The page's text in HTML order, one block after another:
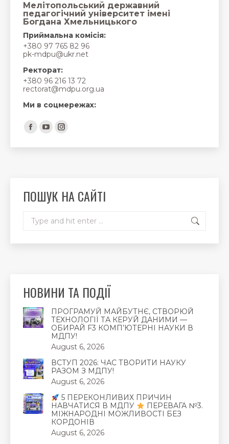
Мелітопольський державний
педагогічний університет імені
Богдана Хмельницького
Приймальна комісія:
+380 97 765 82 96
pk-mdpu@ukr.net
Ректорат:
+380 96 216 13 72
rectorat@mdpu.org.ua
Ми в соцмережах:
Find us on:
Facebook
page
window
YouTube
page
window
Instagram
page
window
ПОШУК НА САЙТІ
НОВИНИ ТА ПОДІЇ
ПРОГРАМУЙ МАЙБУТНЄ, СТВОРЮЙ
ТЕХНОЛОГІЇ ТА КЕРУЙ ДАНИМИ —
ОБИРАЙ F3 КОМП’ЮТЕРНІ НАУКИ В
МДПУ!
August 6, 2026
ВСТУП 2026: ЧАС ТВОРИТИ НАУКУ
РАЗОМ З МДПУ!
August 6, 2026
5 ПЕРЕКОНЛИВИХ ПРИЧИН
НАВЧАТИСЯ В МДПУ
ПЕРЕВАГА №3.
МІЖНАРОДНІ МОЖЛИВОСТІ БЕЗ
КОРДОНІВ
August 6, 2026